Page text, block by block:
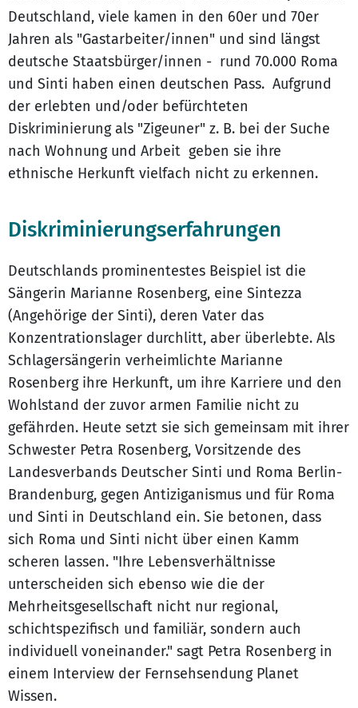
Deutschland, viele kamen in den 60er und 70er
Jahren als "Gastarbeiter/innen" und sind längst
deutsche Staatsbürger/innen - rund 70.000 Roma
und Sinti haben einen deutschen Pass. Aufgrund
der erlebten und/oder befürchteten
Diskriminierung als "Zigeuner" z. B. bei der Suche
nach Wohnung und Arbeit geben sie ihre
ethnische Herkunft vielfach nicht zu erkennen.
Diskriminierungserfahrungen
Deutschlands prominentestes Beispiel ist die
Sängerin Marianne Rosenberg, eine Sintezza
(Angehörige der Sinti), deren Vater das
Konzentrationslager durchlitt, aber überlebte. Als
Schlagersängerin verheimlichte Marianne
Rosenberg ihre Herkunft, um ihre Karriere und den
Wohlstand der zuvor armen Familie nicht zu
gefährden. Heute setzt sie sich gemeinsam mit ihrer
Schwester Petra Rosenberg, Vorsitzende des
Landesverbands Deutscher Sinti und Roma Berlin-
Brandenburg, gegen Antiziganismus und für Roma
und Sinti in Deutschland ein. Sie betonen, dass
sich Roma und Sinti nicht über einen Kamm
scheren lassen. "Ihre Lebensverhältnisse
unterscheiden sich ebenso wie die der
Mehrheitsgesellschaft nicht nur regional,
schichtspezifisch und familiär, sondern auch
individuell voneinander." sagt Petra Rosenberg in
einem Interview der Fernsehsendung Planet
Wissen.